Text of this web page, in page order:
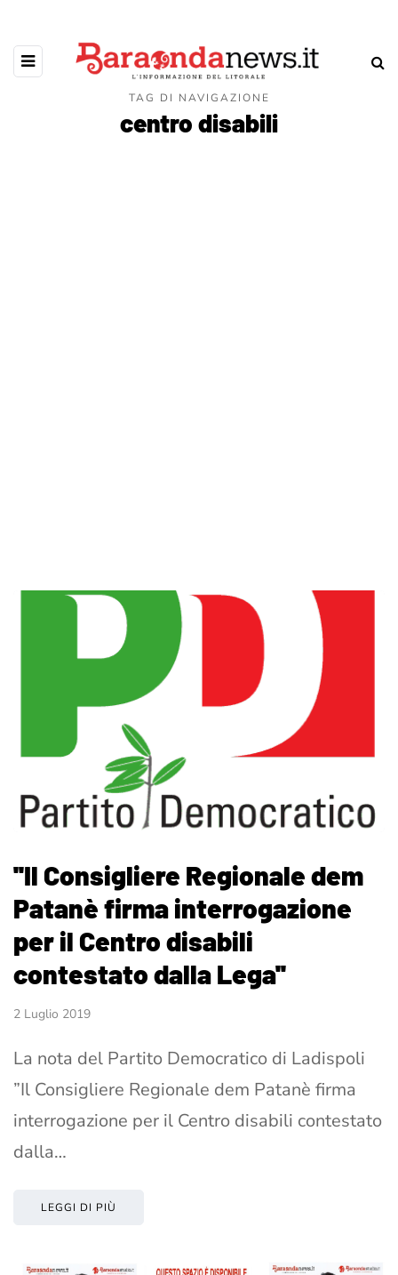
TAG DI NAVIGAZIONE
centro disabili
''Il Consigliere Regionale dem
Patanè firma interrogazione
per il Centro disabili
contestato dalla Lega''
2 Luglio 2019
La nota del Partito Democratico di Ladispoli
”Il Consigliere Regionale dem Patanè firma
interrogazione per il Centro disabili contestato
dalla…
LEGGI DI PIÙ